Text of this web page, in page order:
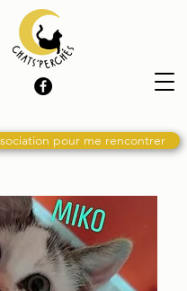
pour me rencontrer